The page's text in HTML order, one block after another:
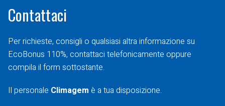
Contattaci
Per richieste, consigli o qualsiasi altra informazione su
EcoBonus 110%, contattaci telefonicamente oppure
compila il form sottostante.
Il personale Climagem è a tua disposizione.